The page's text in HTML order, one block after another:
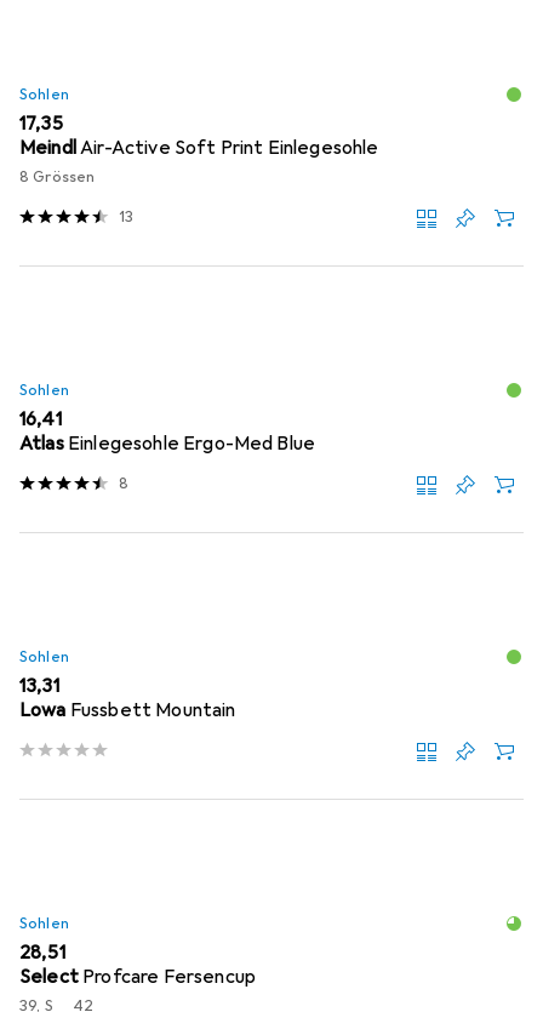
Sohlen
EUR
17,35
MeindlAir-Active Soft Print Einlegesohle
8 Grössen
13
Sohlen
EUR
16,41
Atlas Einlegesohle Ergo-Med Blue
8
Sohlen
EUR
13,31
Lowa Fussbett Mountain
Sohlen
EUR
28,51
Select Profcare Fersencup
39, S 42